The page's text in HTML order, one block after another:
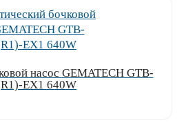
насос GEMATECH GTB-
EX1 640W